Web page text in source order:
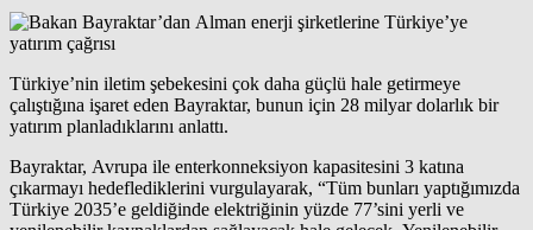
Türkiye’nin iletim şebekesini çok daha güçlü hale getirmeye
çalıştığına işaret eden Bayraktar, bunun için 28 milyar dolarlık bir
yatırım planladıklarını anlattı.
Bayraktar, Avrupa ile enterkonneksiyon kapasitesini 3 katına
çıkarmayı hedeflediklerini vurgulayarak, “Tüm bunları yaptığımızda
Türkiye 2035’e geldiğinde elektriğinin yüzde 77’sini yerli ve